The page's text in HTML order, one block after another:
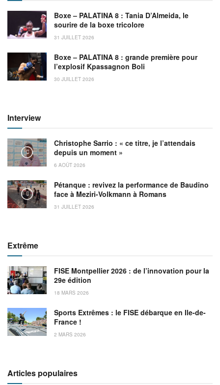
Boxe – PALATINA 8 : Tania D’Almeida, le
sourire de la boxe tricolore
31 JUILLET 2026
Boxe – PALATINA 8 : grande première pour
l’explosif Kpassagnon Boli
30 JUILLET 2026
Interview
Christophe Sarrio : « ce titre, je l’attendais
depuis un moment »
6 AOÛT 2026
Pétanque : revivez la performance de Baudino
face à Meziri-Volkmann à Romans
31 JUILLET 2026
Extrême
FISE Montpellier 2026 : de l’innovation pour la
29e édition
18 MARS 2026
Sports Extrêmes : le FISE débarque en Ile-de-
France !
2 MARS 2026
Articles populaires